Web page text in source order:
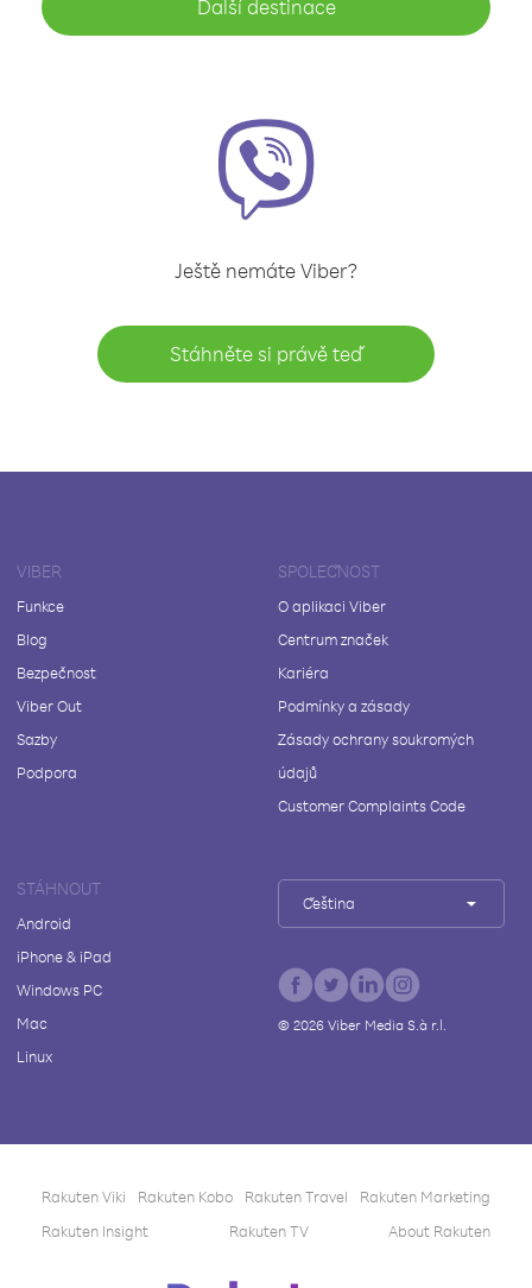
Další destinace
Ještě nemáte Viber?
Stáhněte si právě teď
VIBER
Funkce
Blog
Bezpečnost
Viber Out
Sazby
Podpora
SPOLEČNOST
O aplikaci Viber
Centrum značek
Kariéra
Podmínky a zásady
Zásady ochrany soukromých
údajů
Customer Complaints Code
STÁHNOUT
Android
iPhone & iPad
Windows PC
Mac
Linux
Čeština
© 2026Viber Media S.à r.l.
Rakuten Viki Rakuten Kobo Rakuten Travel
Rakuten Marketing
Rakuten Insight
Rakuten TV About Rakuten